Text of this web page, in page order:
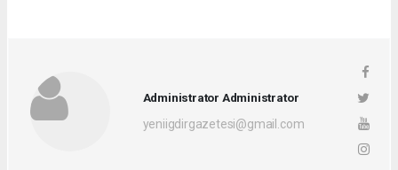
Administrator Administrator
yeniigdirgazetesi@gmail.com